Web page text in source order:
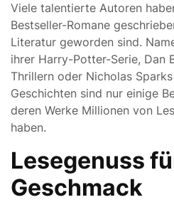
Viele talentierte Autoren
Bestseller-Romane
Literatur geworden sind.
ihrer Harry-Potter-Serie, Dan
Thrillern oder Nicholas
Geschichten sind nur einige
deren Werke Millionen von
haben.
Lesegenuss
Geschmack